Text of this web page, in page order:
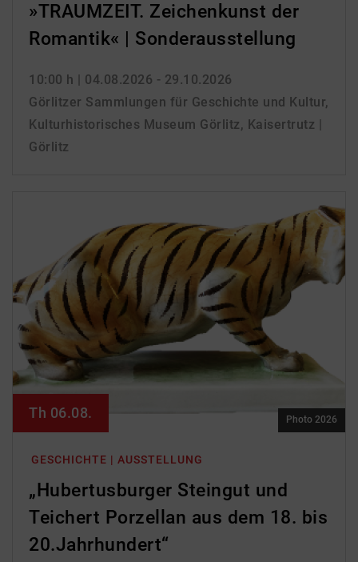
»TRAUMZEIT. Zeichenkunst der
Romantik« | Sonderausstellung
10:00 h | 04.08.2026 - 29.10.2026
Görlitzer Sammlungen für Geschichte und Kultur,
Kulturhistorisches Museum Görlitz, Kaisertrutz |
Görlitz
GESCHICHTE | AUSSTELLUNG
„Hubertusburger Steingut und
Teichert Porzellan aus dem 18. bis
20.Jahrhundert“
Th 06.08. Photo 2026